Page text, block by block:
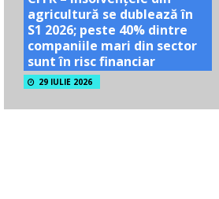
agricultură se dublează în
S1 2026; peste 40% dintre
companiile mari din sector
sunt în risc financiar
29 IULIE 2026